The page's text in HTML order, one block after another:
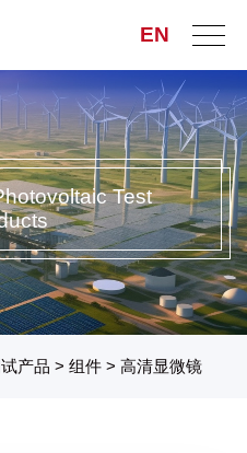
EN
Test
产品 > 组件 > 高清显微镜